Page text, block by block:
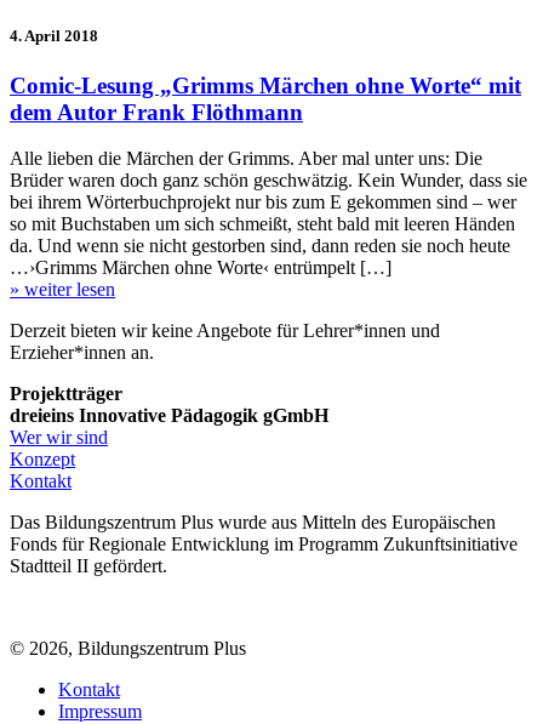
4. April 2018
Comic-Lesung „Grimms Märchen ohne Worte“ mit
dem Autor Frank Flöthmann
Alle lieben die Märchen der Grimms. Aber mal unter uns: Die
Brüder waren doch ganz schön geschwätzig. Kein Wunder, dass sie
bei ihrem Wörterbuchprojekt nur bis zum E gekommen sind – wer
so mit Buchstaben um sich schmeißt, steht bald mit leeren Händen
da. Und wenn sie nicht gestorben sind, dann reden sie noch heute
…›Grimms Märchen ohne Worte‹ entrümpelt […]
» weiter lesen
Derzeit bieten wir keine Angebote für Lehrer*innen und
Erzieher*innen an.
Projektträger
dreieins Innovative Pädagogik gGmbH
Wer wir sind
Konzept
Kontakt
Das Bildungszentrum Plus wurde aus Mitteln des Europäischen
Fonds für Regionale Entwicklung im Programm Zukunftsinitiative
Stadtteil II gefördert.
© 2026, Bildungszentrum Plus
Kontakt
Impressum